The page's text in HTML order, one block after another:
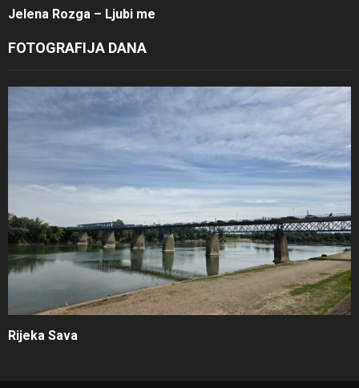
Jelena Rozga – Ljubi me
FOTOGRAFIJA DANA
Rijeka Sava